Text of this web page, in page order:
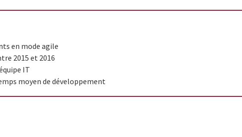
en mode agile
2015 et 2016
IT
moyen de développement